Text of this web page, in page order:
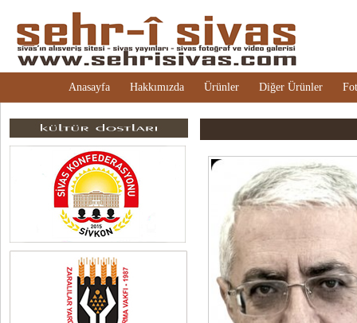
Anasayfa Hakkımızda Ürünler Diğer Ürünler